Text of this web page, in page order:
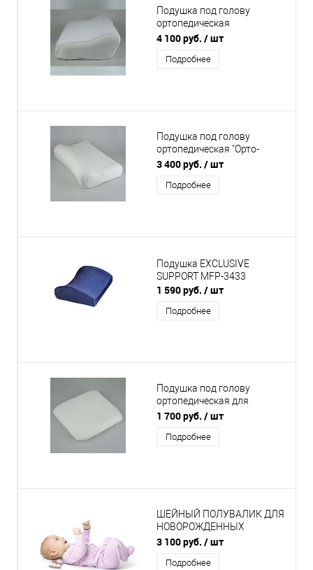
Подушка под голову
ортопедическая
"Волшебный сон", модель
1181
4 100 руб. / шт
Подробнее
Подушка под голову
ортопедическая "Орто-
релакс", модель 1175
3 400 руб. / шт
Подробнее
Подушка EXCLUSIVE
SUPPORT MFP-3433
1 590 руб. / шт
Подробнее
Подушка под голову
ортопедическая для
новорожденных, модель
1187
1 700 руб. / шт
Подробнее
ШЕЙНЫЙ ПОЛУВАЛИК ДЛЯ
НОВОРОЖДЕННЫХ
"ДЕТЕНЗОР" ДЛЯ ДЕВОЧКИ
3 100 руб. / шт
Подробнее